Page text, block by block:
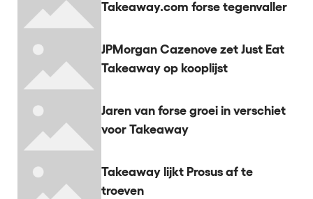
Takeaway.com forse tegenvaller
JPMorgan Cazenove zet Just Eat
Takeaway op kooplijst
Jaren van forse groei in verschiet
voor Takeaway
Takeaway lijkt Prosus af te
troeven